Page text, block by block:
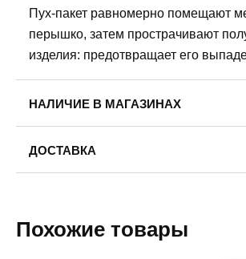
Пух-пакет равномерно помещают
перышко, затем прострачивают
изделия: предотвращает его
НАЛИЧИЕ В МАГАЗИНАХ
42
44 52
ДОСТАВКА
Пермь — бесплатно
Доставка в другие города
Похожие товары